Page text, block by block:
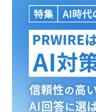
English